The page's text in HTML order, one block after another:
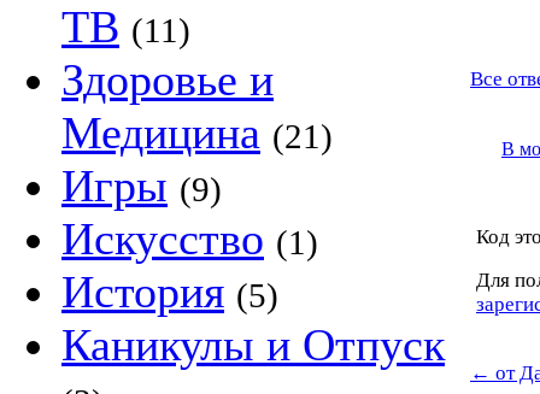
ТВ (11)
Здоровье и
Медицина (21)
Игры (9)
Искусство (1)
История (5)
Каникулы и Отпуск
Все
В
Код
Для
← от